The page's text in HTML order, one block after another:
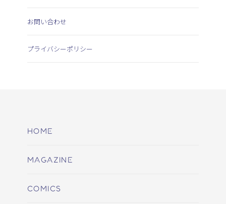
お問い合わせ
プライバシーポリシー
HOME
MAGAZINE
COMICS